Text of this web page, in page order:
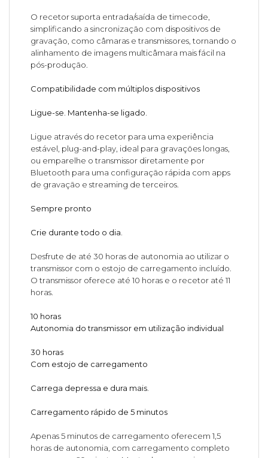
O recetor suporta entrada/saída de timecode,
simplificando a sincronização com dispositivos de
gravação, como câmaras e transmissores, tornando o
alinhamento de imagens multicâmara mais fácil na
pós-produção.
Compatibilidade com múltiplos dispositivos
Ligue-se. Mantenha-se ligado.
Ligue através do recetor para uma experiência
estável, plug-and-play, ideal para gravações longas,
ou emparelhe o transmissor diretamente por
Bluetooth para uma configuração rápida com apps
de gravação e streaming de terceiros.
Sempre pronto
Crie durante todo o dia.
Desfrute de até 30 horas de autonomia ao utilizar o
transmissor com o estojo de carregamento incluído.
O transmissor oferece até 10 horas e o recetor até 11
horas.
10 horas
Autonomia do transmissor em utilização individual
30 horas
Com estojo de carregamento
Carrega depressa e dura mais.
Carregamento rápido de 5 minutos
Apenas 5 minutos de carregamento oferecem 1,5
horas de autonomia, com carregamento completo